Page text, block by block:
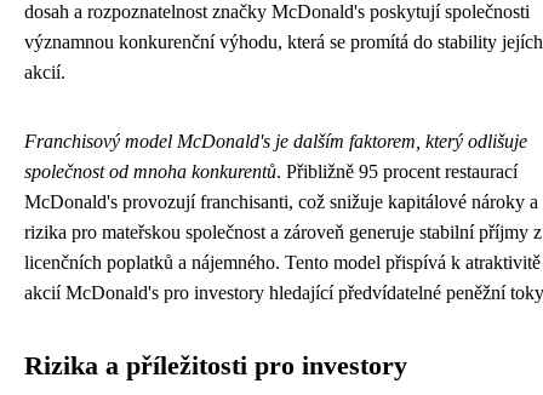
dosah a rozpoznatelnost značky McDonald's poskytují společnosti
významnou konkurenční výhodu, která se promítá do stability jejích
akcií.
Franchisový model McDonald's je dalším faktorem, který odlišuje
společnost od mnoha konkurentů. Přibližně 95 procent restaurací
McDonald's provozují franchisanti, což snižuje kapitálové nároky a
rizika pro mateřskou společnost a zároveň generuje stabilní příjmy z
licenčních poplatků a nájemného. Tento model přispívá k atraktivitě
akcií McDonald's pro investory hledající předvídatelné peněžní
Rizika a příležitosti pro investory